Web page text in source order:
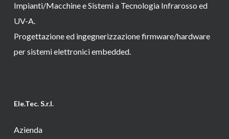
Impianti/Macchine e Sistemi a Tecnologia Infrarosso ed
UV-A.
Progettazione ed ingegnerizzazione firmware/hardware
per sistemi elettronici embedded.
Ele.Tec. S.r.l.
Azienda